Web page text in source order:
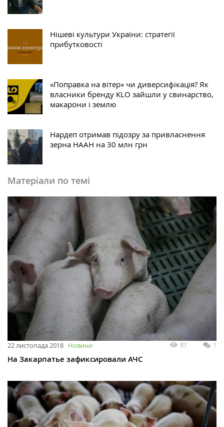
Нішеві культури України: стратегії
прибутковості
«Поправка на вітер» чи диверсифікація? Як
власники бренду KLO зайшли у свинарство,
макарони і землю
Нардеп отримав підозру за привласнення
зерна НААН на 30 млн грн
Матеріали по темі
22 листопада 2018 Новини 87 1
На Закарпатье зафиксировали АЧС